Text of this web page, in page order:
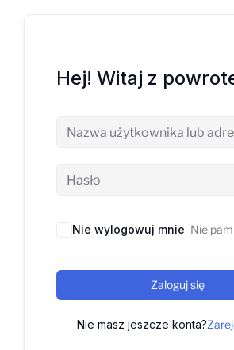
Hej! Witaj z
Nie wylogowuj mnie Nie
Zaloguj się
Nie masz jeszcze konta?